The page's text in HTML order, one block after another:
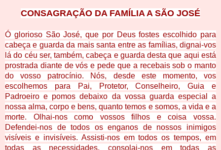
CONSAGRAÇÃO DA FAMÍLIA A SÃO JOSÉ
Ó glorioso São José, que por Deus fostes escolhido para
cabeça e guarda da mais santa entre as famílias, dignai-vos
lá do céu ser, também, cabeça e guarda desta que aqui está
prostrada diante de vós e pede que a recebais sob o manto
do vosso patrocínio. Nós, desde este momento, vos
escolhemos para Pai, Protetor, Conselheiro, Guia e
Padroeiro e pomos debaixo da vossa guarda especial a
nossa alma, corpo e bens, quanto temos e somos, a vida e a
morte. Olhai-nos como vossos filhos e coisa vossa.
Defendei-nos de todos os enganos de nossos inimigos
visíveis e invisíveis. Assisti-nos em todos os tempos, em
todas as necessidades, consolai-nos em todas as